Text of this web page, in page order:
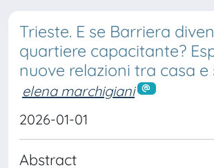
Trieste. E se Barriera
quartiere capacitante?
nuove relazioni tra casa e
elena marchigiani
2026-01-01
Abstract